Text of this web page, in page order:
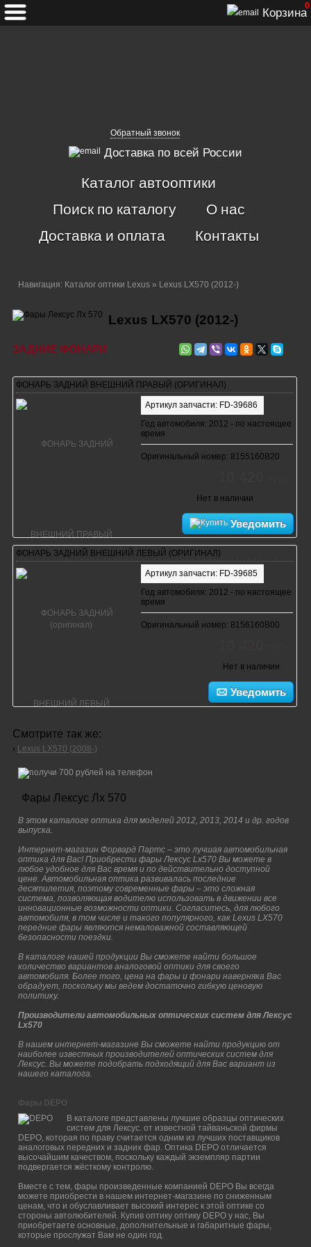
Обратный звонок
Доставка по всей России
Корзина
0
Каталог автооптики
Поиск по каталогу
О нас
Доставка и оплата
Контакты
Навигация: Каталог оптики Lexus» Lexus LX570 (2012-)
Lexus LX570 (2012-)
ЗАДНИЕ ФОНАРИ
ФОНАРЬ ЗАДНИЙ ВНЕШНИЙ ПРАВЫЙ (ОРИГИНАЛ)
Артикул запчасти: FD-39686
Год автомобиля: 2012 - по настоящее
время
Оригинальный номер: 8155160B20
Нет в наличии
Уведомить
ФОНАРЬ ЗАДНИЙ ВНЕШНИЙ ЛЕВЫЙ (ОРИГИНАЛ)
Артикул запчасти: FD-39685
Год автомобиля: 2012 - по настоящее
время
Оригинальный номер: 8156160B00
Нет в наличии
Уведомить
Смотрите так же:
› Lexus LX570 (2008-)
Фары Лексус Лх 570
В этом каталоге оптика для моделей 2012, 2013, 2014 и др. годов
выпуска.
Интернет-магазин Форвард Партс – это лучшая автомобильная
оптика для Вас! Приобрести фары Лексус Lx570 Вы можете в
любое удобное для Вас время и по действительно доступной
цене. Автомобильная оптика развивалась последние
десятилетия, поэтому современные фары – это сложная
система, позволяющая водителю использовать в движении все
инновационные возможности оптики. Согласитесь, для любого
автомобиля, в том числе и такого популярного, как Lexus LX570
передние фары являются немаловажной составляющей
безопасности поездки.
В каталоге нашей продукции Вы сможете найти большое
количество вариантов аналоговой оптики для своего
автомобиля. Более того, цена на фары и фонари наверняка Вас
обрадует, поскольку мы ведем достаточно гибкую ценовую
политику.
Производители автомобильных оптических систем для Лексус
Lx570
В нашем интернет-магазине Вы сможете найти продукцию от
наиболее известных производителей оптических систем для
Лексус. Вы можете подобрать подходящий для Вас вариант из
нашего каталога.
Фары DEPO
В каталоге представлены лучшие образцы оптических
систем для Лексус. от известной тайваньской фирмы
DEPO, которая по праву считается одним из лучших поставщиков
аналоговых передних и задних фар. Оптика DEPO отличается
высочайшим качеством, поскольку каждый экземпляр партии
подвергается жёсткому контролю.
Вместе с тем, фары произведенные компанией DEPO Вы всегда
можете приобрести в нашем интернет-магазине по сниженным
ценам, что и обуславливает высокий интерес к этой оптике со
стороны автолюбителей. Купив оптику оптику DEPO у нас, Вы
приобретаете основные, дополнительные и габаритные фары,
которые прослужат Вам не один год.